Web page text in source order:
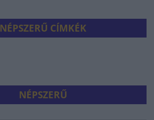
NÉPSZERŰ CÍMKÉK
NÉPSZERŰ